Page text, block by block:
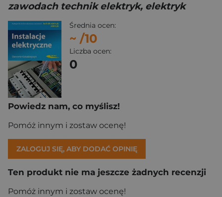
zawodach technik elektryk, elektryk
Średnia ocen:
~ /10
Liczba ocen:
0
Powiedz nam, co myślisz!
Pomóż innym i zostaw ocenę!
ZALOGUJ SIĘ, ABY DODAĆ OPINIĘ
Ten produkt nie ma jeszcze żadnych recenzji
Pomóż innym i zostaw ocenę!